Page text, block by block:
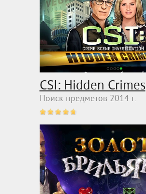
CSI: Hidden Crimes
Поиск предметов 2014 г.